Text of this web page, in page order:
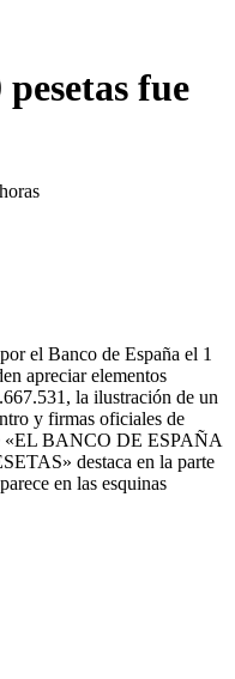
fue
horas
el Banco de España el 1
apreciar elementos
la ilustración de un
y firmas oficiales de
«EL BANCO DE ESPAÑA
destaca en la parte
en las esquinas